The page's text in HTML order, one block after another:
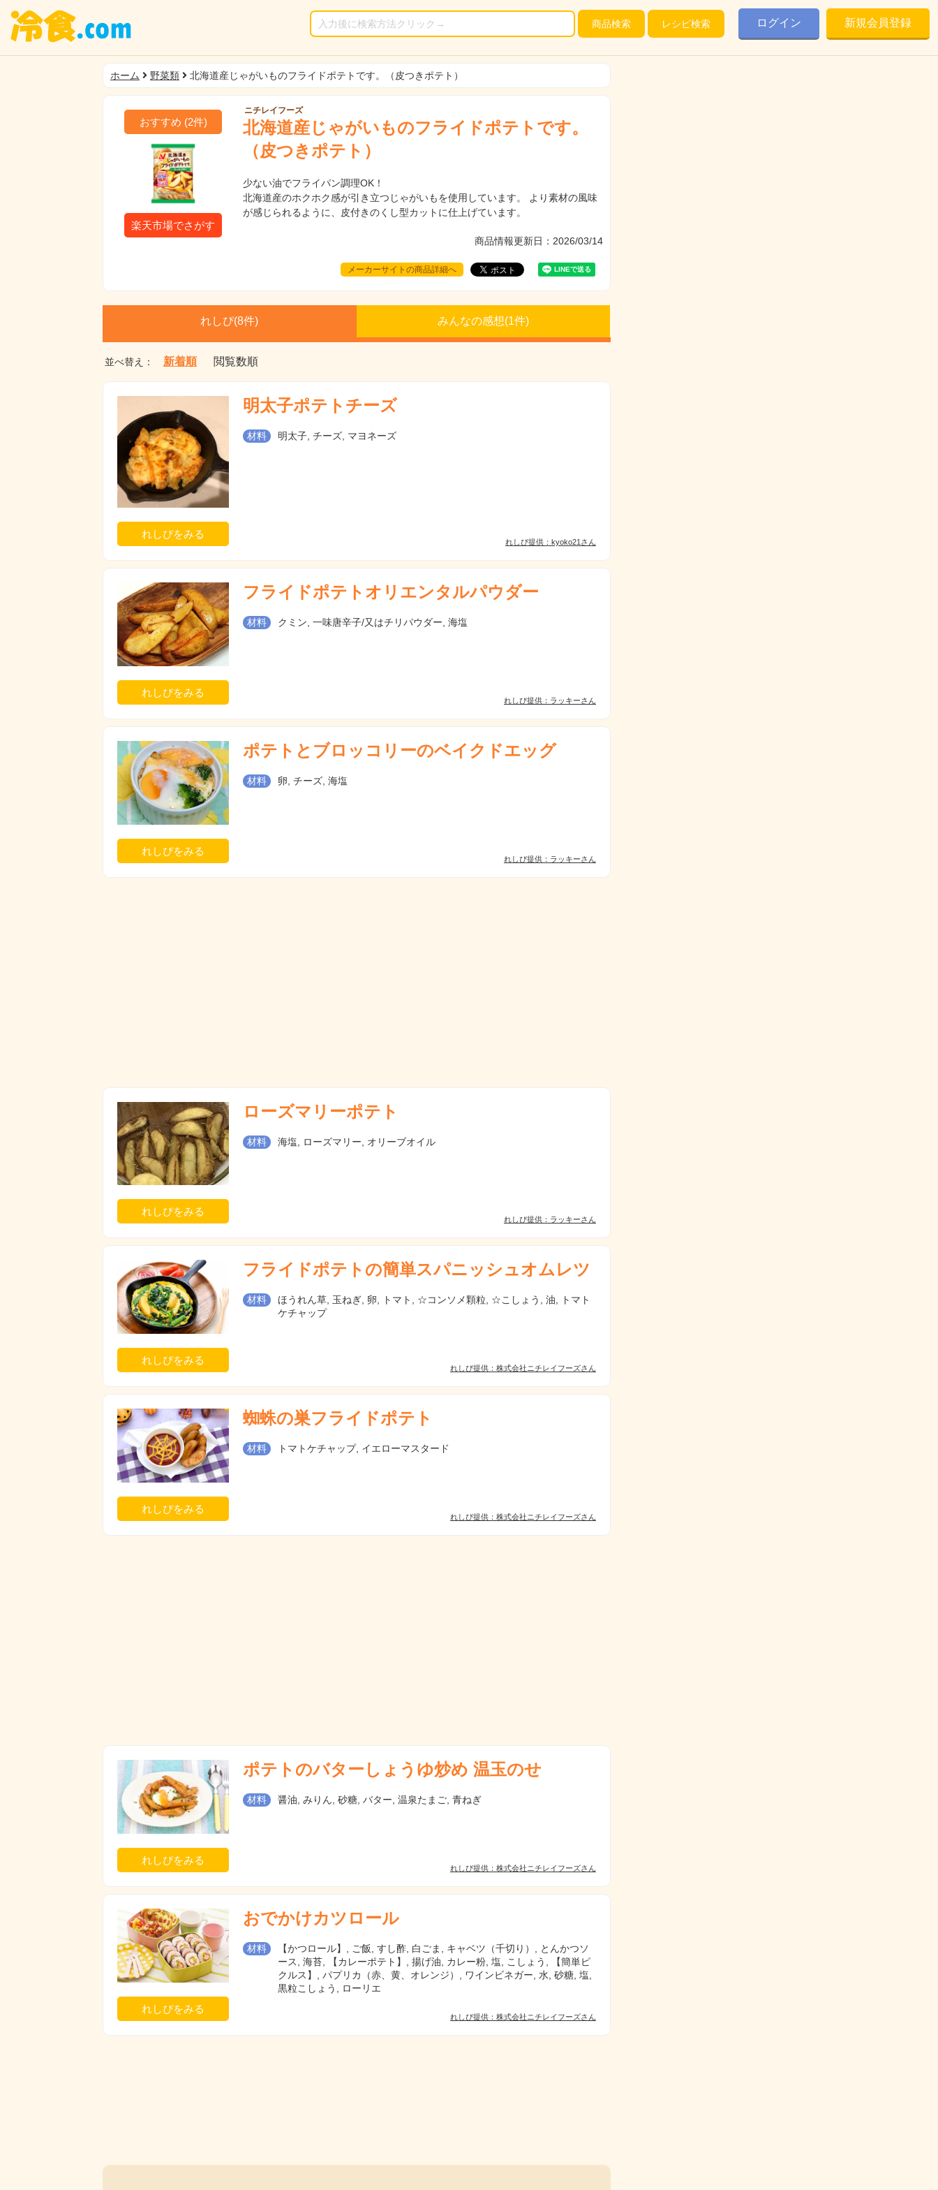
商品検索 レシピ検索 ログイン 新規会員登録
ホーム 野菜類 北海道産じゃがいものフライドポテトです。（皮つきポテト）
おすすめ (2件)
楽天市場でさがす
ニチレイフーズ
北海道産じゃがいものフライドポテトです。
（皮つきポテト）
少ない油でフライパン調理OK！
北海道産のホクホク感が引き立つじゃがいもを使用しています。 より素材の風味
が感じられるように、皮付きのくし型カットに仕上げています。
商品情報更新日：2026/03/14
メーカーサイトの商品詳細へ
れしぴ(8件) みんなの感想(1件)
並べ替え： 新着順 閲覧数順
れしぴをみる
明太子ポテトチーズ
材料 明太子, チーズ, マヨネーズ
れしぴ提供：kyoko21さん
れしぴをみる
フライドポテトオリエンタルパウダー
材料 クミン, 一味唐辛子/又はチリパウダー, 海塩
れしぴ提供：ラッキーさん
れしぴをみる
ポテトとブロッコリーのベイクドエッグ
材料 卵, チーズ, 海塩
れしぴ提供：ラッキーさん
れしぴをみる
ローズマリーポテト
材料 海塩, ローズマリー, オリーブオイル
れしぴ提供：ラッキーさん
れしぴをみる
フライドポテトの簡単スパニッシュオムレツ
材料
ほうれん草, 玉ねぎ, 卵, トマト, ☆コンソメ顆粒, ☆こしょう, 油, トマト
ケチャップ
れしぴ提供：株式会社ニチレイフーズさん
れしぴをみる
蜘蛛の巣フライドポテト
材料 トマトケチャップ, イエローマスタード
れしぴ提供：株式会社ニチレイフーズさん
れしぴをみる
ポテトのバターしょうゆ炒め 温玉のせ
材料 醤油, みりん, 砂糖, バター, 温泉たまご, 青ねぎ
れしぴ提供：株式会社ニチレイフーズさん
れしぴをみる
おでかけカツロール
材料
【かつロール】, ご飯, すし酢, 白ごま, キャベツ（千切り）, とんかつソ
ース, 海苔, 【カレーポテト】, 揚げ油, カレー粉, 塩, こしょう, 【簡単ピ
クルス】, パプリカ（赤、黄、オレンジ）, ワインビネガー, 水, 砂糖, 塩,
黒粒こしょう, ローリエ
れしぴ提供：株式会社ニチレイフーズさん